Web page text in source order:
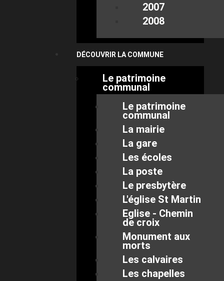
2007
2008
DÉCOUVRIR LA COMMUNE
Le patrimoine
communal
Le patrimoine
communal
La mairie
La gare
Les écoles
La poste
Le presbytère
L'église St Martin
Eglise - Chemin
de croix
Monument aux
morts
Les calvaires
Les chapelles